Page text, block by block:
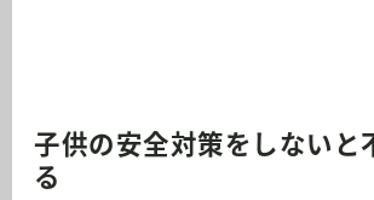
子供の安全対策をしないと
る